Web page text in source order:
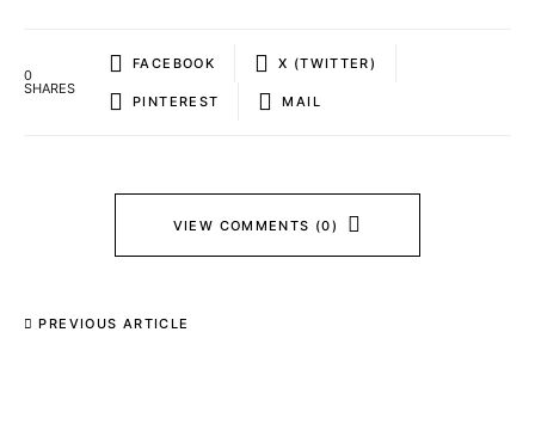
0
SHARES
FACEBOOK X (TWITTER)
PINTEREST MAIL
VIEW COMMENTS (0)
PREVIOUS ARTICLE